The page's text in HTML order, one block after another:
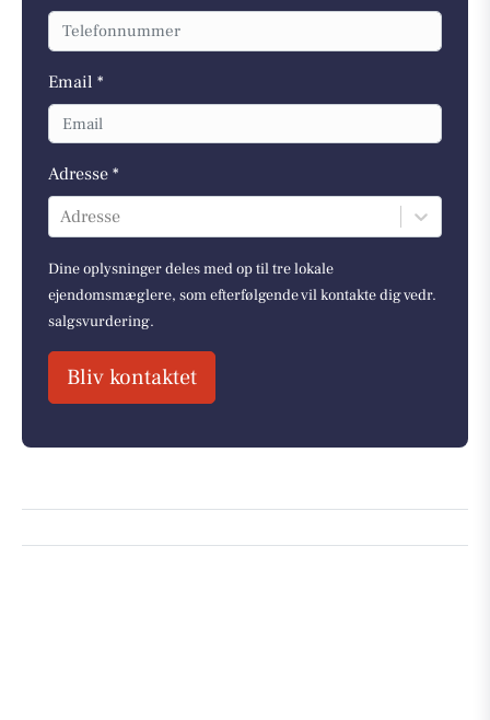
Email *
Adresse *
Adresse
Dine oplysninger deles med op til tre lokale
ejendomsmæglere, som efterfølgende vil kontakte dig vedr.
salgsvurdering.
Bliv kontaktet